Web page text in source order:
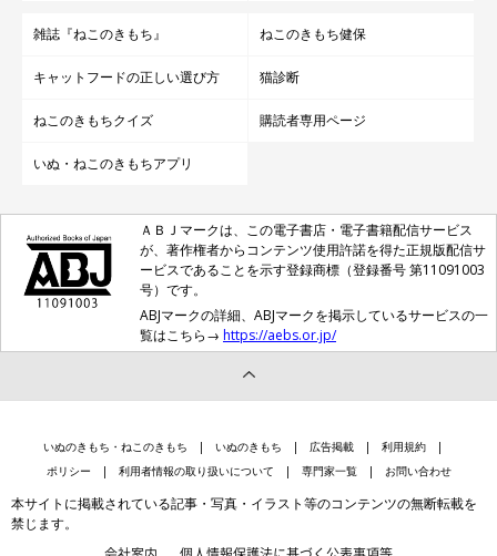
雑誌『ねこのきもち』 ねこのきもち健保
キャットフードの正しい選び方 猫診断
ねこのきもちクイズ 購読者専用ページ
いぬ・ねこのきもちアプリ
ＡＢＪマークは、この電子書店・電子書籍配信サービス
が、著作権者からコンテンツ使用許諾を得た正規版配信サ
ービスであることを示す登録商標（登録番号 第11091003
号）です。
ABJマークの詳細、ABJマークを掲示しているサービスの一
覧はこちら→ https://aebs.or.jp/
いぬのきもち・ねこのきもち いぬのきもち 広告掲載
利用規約
ポリシー
利用者情報の取り扱いについて 専門家一覧 お問い合わせ
本サイトに掲載されている記事・写真・イラスト等のコンテンツの無断転載を
禁じます。